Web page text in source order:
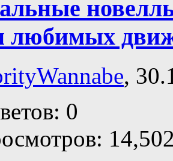
любимых
,
0